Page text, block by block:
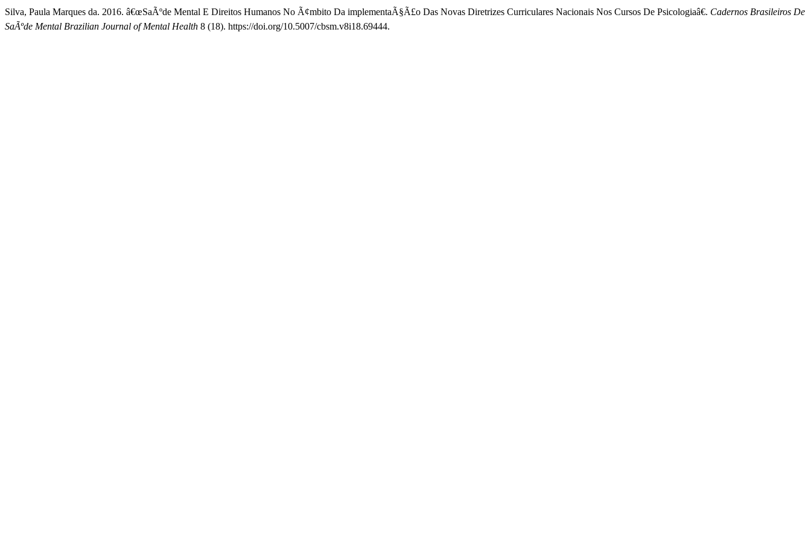
Silva, Paula Marques da. 2016. â€œSaÃºde Mental E Direitos Humanos No Ã¢mbito Da implementaÃ§Ã£o Das Novas Diretrizes Curriculares Nacionais Nos Cursos De Psicologiaâ€. Cadernos Brasileiros De
SaÃºde Mental Brazilian Journal of Mental Health 8 (18). https://doi.org/10.5007/cbsm.v8i18.69444.